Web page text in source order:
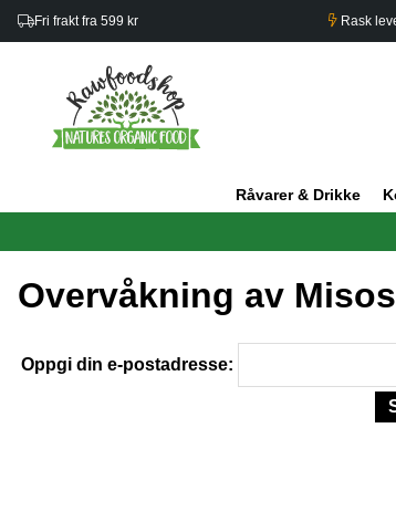
Fri frakt fra 599 kr Rask
Råvarer & Drikke
Overvåkning av
Oppgi din e-postadresse: